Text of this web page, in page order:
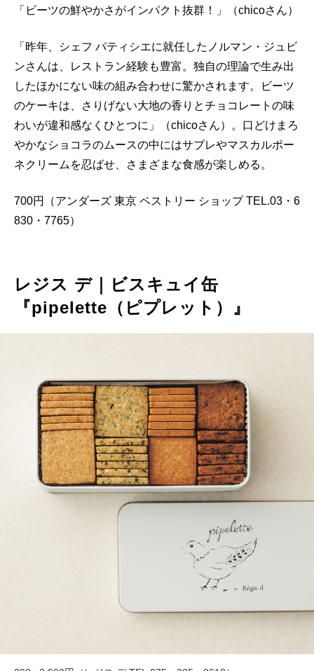
「ビーツの鮮やかさがインパクト抜群！」（chicoさん）
「昨年、シェフ パティシエに就任したノルマン・ジュビ
ンさんは、レストラン経験も豊富。独自の理論で生み出
したほかにない味の組み合わせに驚かされます。ビーツ
のケーキは、さりげない大地の香りとチョコレートの味
わいが違和感なくひとつに」（chicoさん）。口どけまろ
やかなショコラのムースの中にはサブレやマスカルポー
ネクリームを忍ばせ、さまざまな食感が楽しめる。
700円（アンダーズ 東京 ペストリー ショップ TEL.03・6
830・7765）
レジス デ｜ビスキュイ缶
『pipelette（ピプレット）』